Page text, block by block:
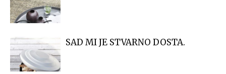
SAD MI JE STVARNO DOSTA.